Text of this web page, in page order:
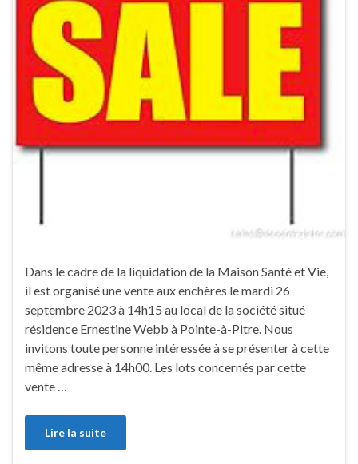
Dans le cadre de la liquidation de la Maison Santé et Vie,
il est organisé une vente aux enchères le mardi 26
septembre 2023 à 14h15 au local de la société situé
résidence Ernestine Webb à Pointe-à-Pitre. Nous
invitons toute personne intéressée à se présenter à cette
même adresse à 14h00. Les lots concernés par cette
vente …
Lire la suite